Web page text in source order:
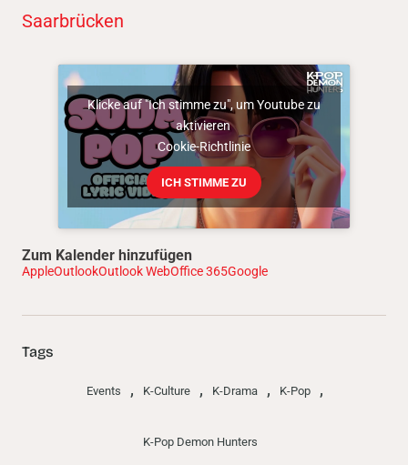
Saarbrücken
Klicke auf "Ich stimme zu", um Youtube zu
aktivieren
Cookie-Richtlinie
ICH STIMME ZU
Zum Kalender hinzufügen
AppleOutlookOutlook WebOffice 365Google
Tags
Events , K-Culture , K-Drama , K-Pop ,
K-Pop Demon Hunters